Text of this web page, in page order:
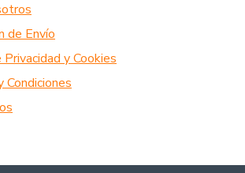
de Envío
y Cookies
Condiciones